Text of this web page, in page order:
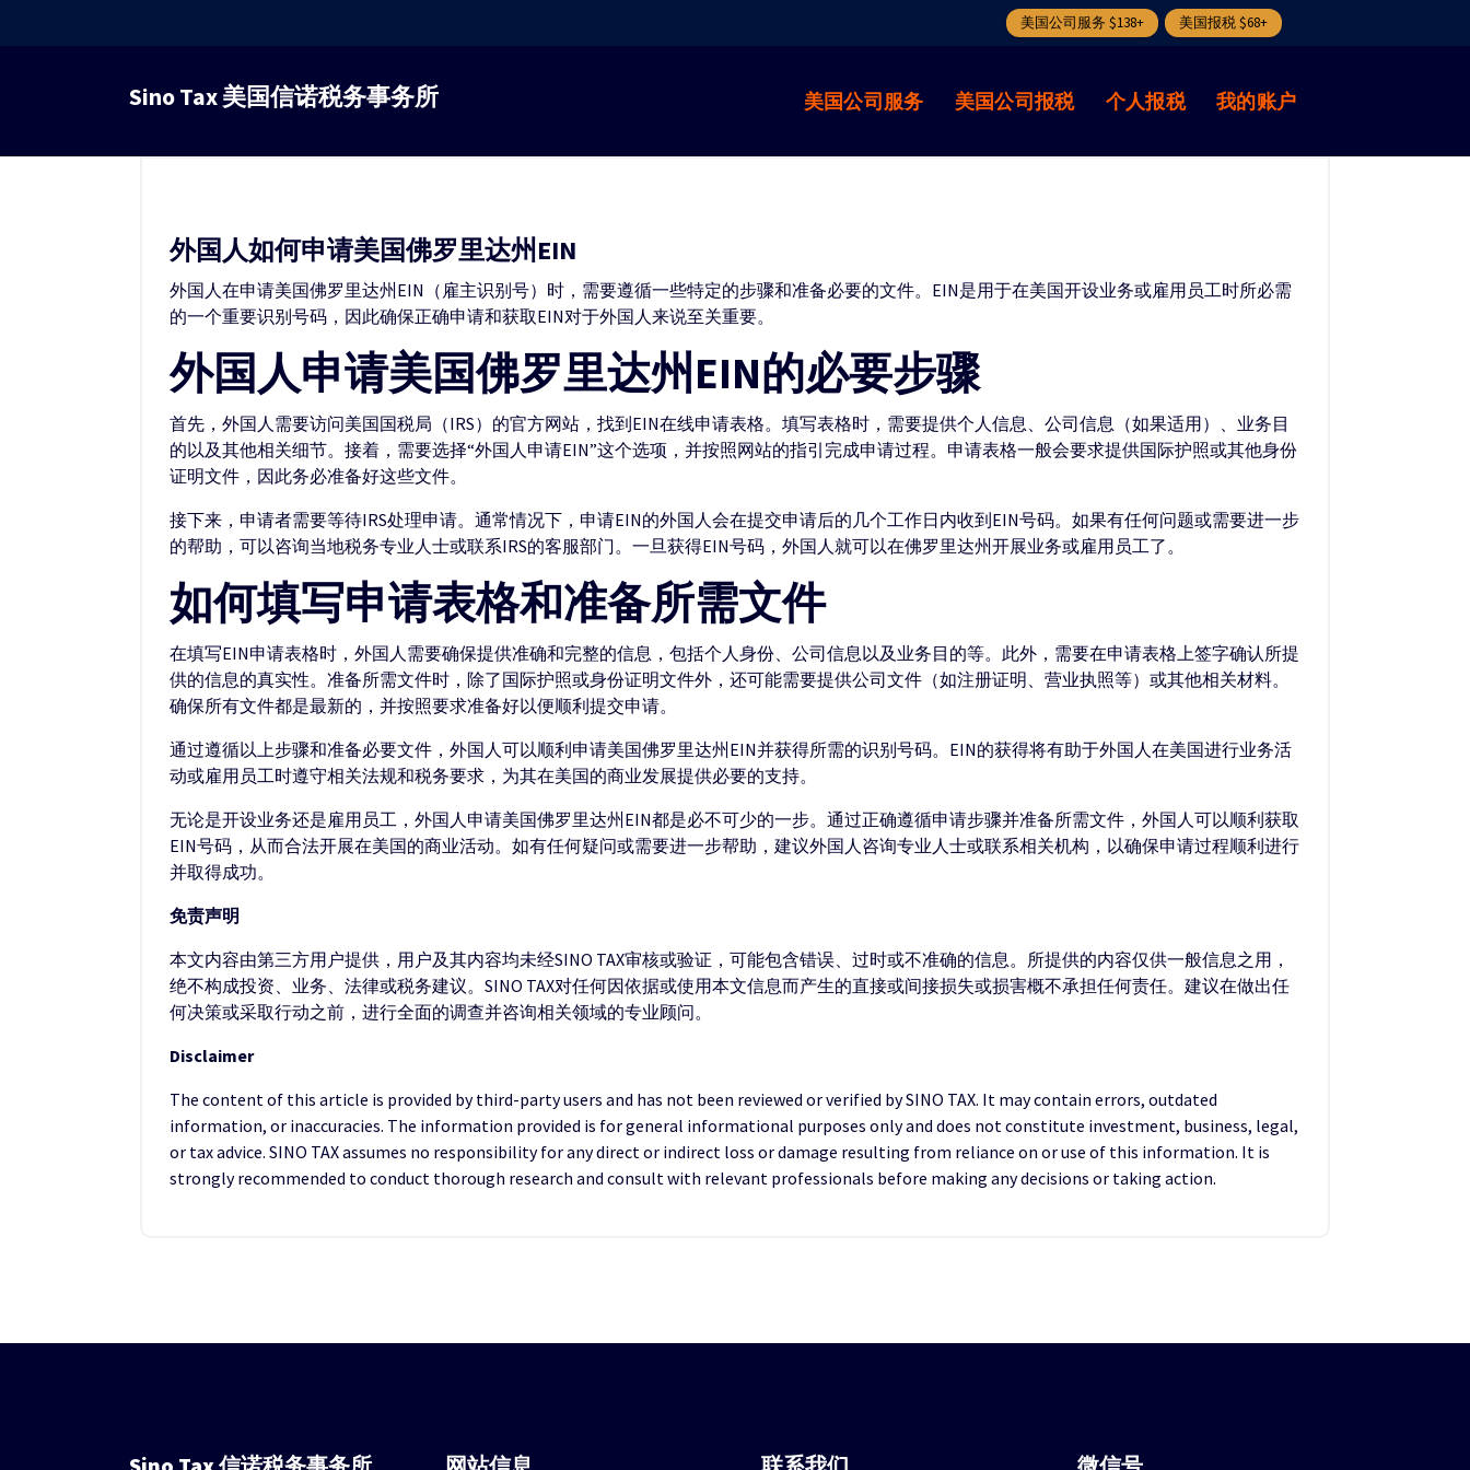
美国公司服务 $138+ 美国报税 $68+
容
Sino Tax 美国信诺税务事务所 美国公司服务 美国公司报税 个人报税 我的账户
外国人如何申请美国佛罗里达州EIN
外国人在申请美国佛罗里达州EIN（雇主识别号）时，需要遵循一些特定的步骤和准备必要的文件。EIN是用于在美国开设业务或雇用员工时所必需
的一个重要识别号码，因此确保正确申请和获取EIN对于外国人来说至关重要。
外国人申请美国佛罗里达州EIN的必要步骤
首先，外国人需要访问美国国税局（IRS）的官方网站，找到EIN在线申请表格。填写表格时，需要提供个人信息、公司信息（如果适用）、业务目
的以及其他相关细节。接着，需要选择“外国人申请EIN”这个选项，并按照网站的指引完成申请过程。申请表格一般会要求提供国际护照或其他身份
证明文件，因此务必准备好这些文件。
接下来，申请者需要等待IRS处理申请。通常情况下，申请EIN的外国人会在提交申请后的几个工作日内收到EIN号码。如果有任何问题或需要进一步
的帮助，可以咨询当地税务专业人士或联系IRS的客服部门。一旦获得EIN号码，外国人就可以在佛罗里达州开展业务或雇用员工了。
如何填写申请表格和准备所需文件
在填写EIN申请表格时，外国人需要确保提供准确和完整的信息，包括个人身份、公司信息以及业务目的等。此外，需要在申请表格上签字确认所提
供的信息的真实性。准备所需文件时，除了国际护照或身份证明文件外，还可能需要提供公司文件（如注册证明、营业执照等）或其他相关材料。
确保所有文件都是最新的，并按照要求准备好以便顺利提交申请。
通过遵循以上步骤和准备必要文件，外国人可以顺利申请美国佛罗里达州EIN并获得所需的识别号码。EIN的获得将有助于外国人在美国进行业务活
动或雇用员工时遵守相关法规和税务要求，为其在美国的商业发展提供必要的支持。
无论是开设业务还是雇用员工，外国人申请美国佛罗里达州EIN都是必不可少的一步。通过正确遵循申请步骤并准备所需文件，外国人可以顺利获取
EIN号码，从而合法开展在美国的商业活动。如有任何疑问或需要进一步帮助，建议外国人咨询专业人士或联系相关机构，以确保申请过程顺利进行
并取得成功。
免责声明
本文内容由第三方用户提供，用户及其内容均未经SINO TAX审核或验证，可能包含错误、过时或不准确的信息。所提供的内容仅供一般信息之用，
绝不构成投资、业务、法律或税务建议。SINO TAX对任何因依据或使用本文信息而产生的直接或间接损失或损害概不承担任何责任。建议在做出任
何决策或采取行动之前，进行全面的调查并咨询相关领域的专业顾问。
Disclaimer
The content of this article is provided by third-party users and has not been reviewed or verified by SINO TAX. It may contain errors, outdated
information, or inaccuracies. The information provided is for general informational purposes only and does not constitute investment, business, legal,
or tax advice. SINO TAX assumes no responsibility for any direct or indirect loss or damage resulting from reliance on or use of this information. It is
strongly recommended to conduct thorough research and consult with relevant professionals before making any decisions or taking action.